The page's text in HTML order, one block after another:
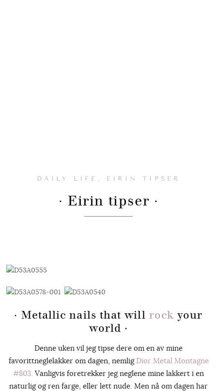
DAILY LIFE , EIRIN TIPSER
· Eirin tipser ·
· Metallic nails that will rock your
world ·
Denne uken vil jeg tipse dere om en av mine
favorittneglelakker om dagen, nemlig Dior Metal Montagne
#803. Vanligvis foretrekker jeg neglene mine lakkert i en
naturlig og ren farge, eller lett nude. Men nå om dagen har